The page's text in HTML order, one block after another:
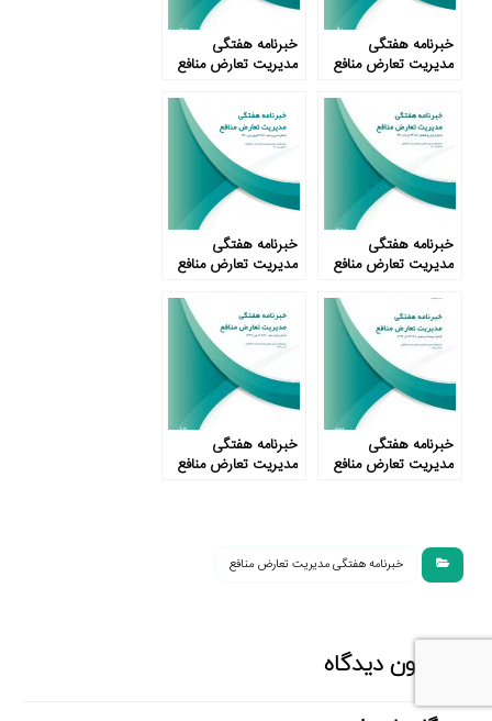
خبرنامه هفتگی
مدیریت تعارض منافع
خبرنامه هفتگی
مدیریت تعارض منافع
خبرنامه هفتگی
مدیریت تعارض منافع
خبرنامه هفتگی
مدیریت تعارض منافع
خبرنامه هفتگی
مدیریت تعارض منافع
خبرنامه هفتگی
مدیریت تعارض منافع
خبرنامه هفتگی مدیریت تعارض منافع
بدون دیدگاه